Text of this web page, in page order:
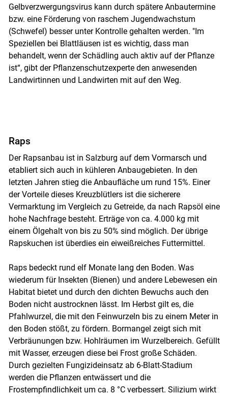
Gelbverzwergungsvirus kann durch spätere Anbautermine
bzw. eine Förderung von raschem Jugendwachstum
(Schwefel) besser unter Kontrolle gehalten werden. "Im
Speziellen bei Blattläusen ist es wichtig, dass man
behandelt, wenn der Schädling auch aktiv auf der Pflanze
ist“, gibt der Pflanzenschutzexperte den anwesenden
Landwirtinnen und Landwirten mit auf den Weg.
Raps
Der Rapsanbau ist in Salzburg auf dem Vormarsch und
etabliert sich auch in kühleren Anbaugebieten. In den
letzten Jahren stieg die Anbaufläche um rund 15%. Einer
der Vorteile dieses Kreuzblütlers ist die sicherere
Vermarktung im Vergleich zu Getreide, da nach Rapsöl eine
hohe Nachfrage besteht. Erträge von ca. 4.000 kg mit
einem Ölgehalt von bis zu 50% sind möglich. Der übrige
Rapskuchen ist überdies ein eiweißreiches Futtermittel.
Raps bedeckt rund elf Monate lang den Boden. Was
wiederum für Insekten (Bienen) und andere Lebewesen ein
Habitat bietet und durch den dichten Bewuchs auch den
Boden nicht austrocknen lässt. Im Herbst gilt es, die
Pfahlwurzel, die mit den Feinwurzeln bis zu einem Meter in
den Boden stößt, zu fördern. Bormangel zeigt sich mit
Verbräunungen bzw. Hohlräumen im Wurzelbereich. Gefüllt
mit Wasser, erzeugen diese bei Frost große Schäden.
Durch gezielten Fungizideinsatz ab 6-Blatt-Stadium
werden die Pflanzen entwässert und die
Frostempfindlichkeit um ca. 8 °C verbessert. Silizium wirkt